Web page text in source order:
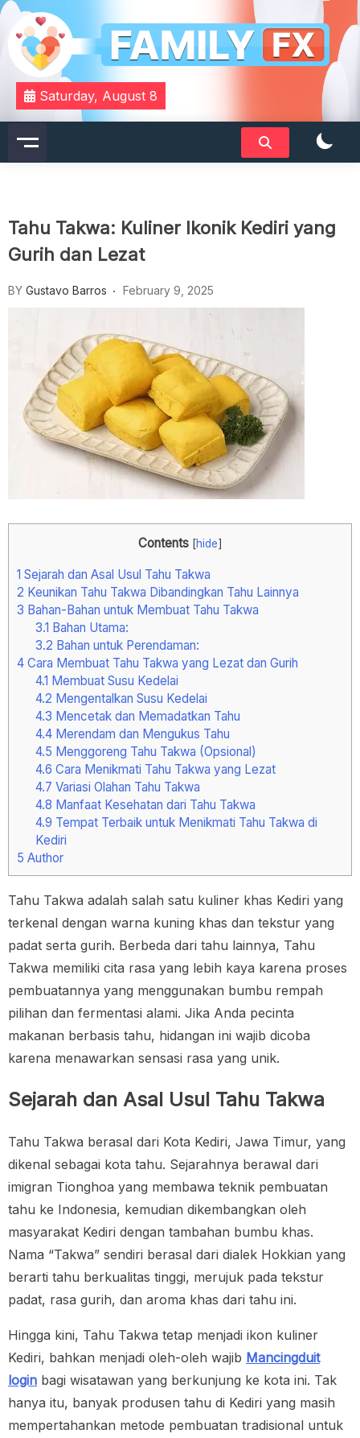
Skip
content
Familyfx
Your Daily Dose of Family Wisdom
Saturday, August 8
Tahu Takwa: Kuliner Ikonik Kediri yang
Gurih dan Lezat
BY Gustavo Barros February 9, 2025
Contents [hide]
1 Sejarah dan Asal Usul Tahu Takwa
2 Keunikan Tahu Takwa Dibandingkan Tahu Lainnya
3 Bahan-Bahan untuk Membuat Tahu Takwa
3.1 Bahan Utama:
3.2 Bahan untuk Perendaman:
4 Cara Membuat Tahu Takwa yang Lezat dan Gurih
4.1 Membuat Susu Kedelai
4.2 Mengentalkan Susu Kedelai
4.3 Mencetak dan Memadatkan Tahu
4.4Merendam dan Mengukus Tahu
4.5 Menggoreng Tahu Takwa (Opsional)
4.6 Cara Menikmati Tahu Takwa yang Lezat
4.7 Variasi Olahan Tahu Takwa
4.8 Manfaat Kesehatan dari Tahu Takwa
4.9 Tempat Terbaik untuk Menikmati Tahu Takwa di
Kediri
5 Author
Tahu Takwa adalah salah satu kuliner khas Kediri yang
terkenal dengan warna kuning khas dan tekstur yang
padat serta gurih. Berbeda dari tahu lainnya, Tahu
Takwa memiliki cita rasa yang lebih kaya karena proses
pembuatannya yang menggunakan bumbu rempah
pilihan dan fermentasi alami. Jika Anda pecinta
makanan berbasis tahu, hidangan ini wajib dicoba
karena menawarkan sensasi rasa yang unik.
Sejarah dan Asal Usul Tahu Takwa
Tahu Takwa berasal dari Kota Kediri, Jawa Timur, yang
dikenal sebagai kota tahu. Sejarahnya berawal dari
imigran Tionghoa yang membawa teknik pembuatan
tahu ke Indonesia, kemudian dikembangkan oleh
masyarakat Kediri dengan tambahan bumbu khas.
Nama “Takwa” sendiri berasal dari dialek Hokkian yang
berarti tahu berkualitas tinggi, merujuk pada tekstur
padat, rasa gurih, dan aroma khas dari tahu ini.
Hingga kini, Tahu Takwa tetap menjadi ikon kuliner
Kediri, bahkan menjadi oleh-oleh wajib Mancingduit
login bagi wisatawan yang berkunjung ke kota ini. Tak
hanya itu, banyak produsen tahu di Kediri yang masih
mempertahankan metode pembuatan tradisional untuk